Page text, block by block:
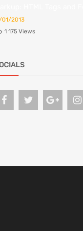
01/2013
1 175 Views